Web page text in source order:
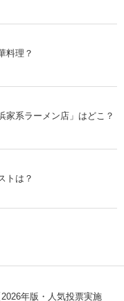
料理？
家系ラーメン店」はどこ？
トは？
年版・人気投票実施